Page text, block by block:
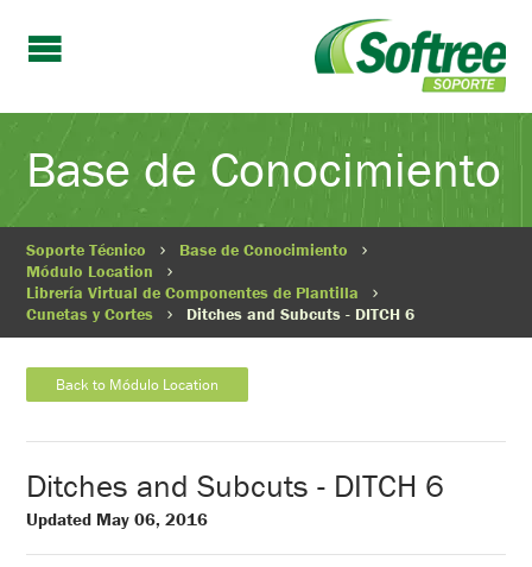
Base de Conocimiento
Soporte Técnico
Base de Conocimiento
Módulo Location
Librería Virtual de Componentes de Plantilla
Cunetas y Cortes
Ditches and Subcuts - DITCH 6
Back to Módulo Location
Ditches and Subcuts - DITCH 6
Updated May 06, 2016